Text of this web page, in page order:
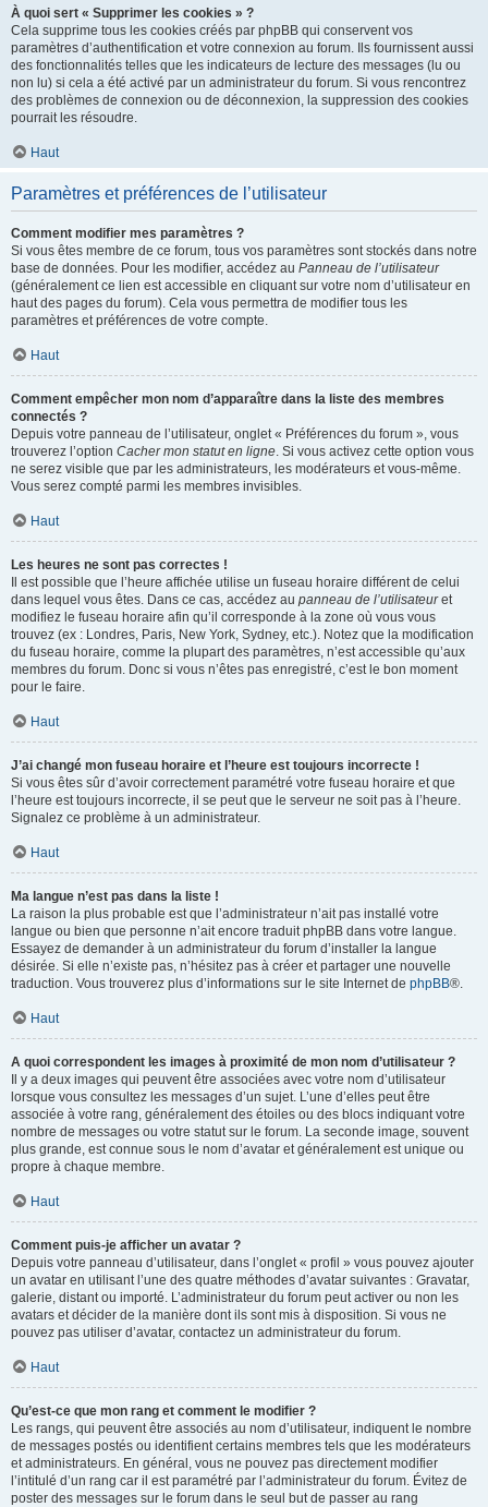
À quoi sert « Supprimer les cookies » ?
Cela supprime tous les cookies créés par phpBB qui conservent vos
paramètres d’authentification et votre connexion au forum. Ils fournissent aussi
des fonctionnalités telles que les indicateurs de lecture des messages (lu ou
non lu) si cela a été activé par un administrateur du forum. Si vous rencontrez
des problèmes de connexion ou de déconnexion, la suppression des cookies
pourrait les résoudre.
Haut
Paramètres et préférences de l’utilisateur
Comment modifier mes paramètres ?
Si vous êtes membre de ce forum, tous vos paramètres sont stockés dans notre
base de données. Pour les modifier, accédez au Panneau de l’utilisateur
(généralement ce lien est accessible en cliquant sur votre nom d’utilisateur en
haut des pages du forum). Cela vous permettra de modifier tous les
paramètres et préférences de votre compte.
Haut
Comment empêcher mon nom d’apparaître dans la liste des membres
connectés ?
Depuis votre panneau de l’utilisateur, onglet « Préférences du forum », vous
trouverez l’option Cacher mon statut en ligne. Si vous activez cette option vous
ne serez visible que par les administrateurs, les modérateurs et vous-même.
Vous serez compté parmi les membres invisibles.
Haut
Les heures ne sont pas correctes !
Il est possible que l’heure affichée utilise un fuseau horaire différent de celui
dans lequel vous êtes. Dans ce cas, accédez au panneau de l’utilisateuret
modifiez le fuseau horaire afin qu’il corresponde à la zone où vous vous
trouvez (ex : Londres, Paris, New York, Sydney, etc.). Notez que la modification
du fuseau horaire, comme la plupart des paramètres, n’est accessible qu’aux
membres du forum. Donc si vous n’êtes pas enregistré, c’est le bon moment
pour le faire.
Haut
J’ai changé mon fuseau horaire et l’heure est toujours incorrecte !
Si vous êtes sûr d’avoir correctement paramétré votre fuseau horaire et que
l’heure est toujours incorrecte, il se peut que le serveur ne soit pas à l’heure.
Signalez ce problème à un administrateur.
Haut
Ma langue n’est pas dans la liste !
La raison la plus probable est que l’administrateur n’ait pas installé votre
langue ou bien que personne n’ait encore traduit phpBB dans votre langue.
Essayez de demander à un administrateur du forum d’installer la langue
désirée. Si elle n’existe pas, n’hésitez pas à créer et partager une nouvelle
traduction. Vous trouverez plus d’informations sur le site Internet de phpBB®.
Haut
A quoi correspondent les images à proximité de mon nom d’utilisateur ?
Il y a deux images qui peuvent être associées avec votre nom d’utilisateur
lorsque vous consultez les messages d’un sujet. L’une d’elles peut être
associée à votre rang, généralement des étoiles ou des blocs indiquant votre
nombre de messages ou votre statut sur le forum. La seconde image, souvent
plus grande, est connue sous le nom d’avatar et généralement est unique ou
propre à chaque membre.
Haut
Comment puis-je afficher un avatar ?
Depuis votre panneau d’utilisateur, dans l’onglet « profil » vous pouvez ajouter
un avatar en utilisant l’une des quatre méthodes d’avatar suivantes : Gravatar,
galerie, distant ou importé. L’administrateur du forum peut activer ou non les
avatars et décider de la manière dont ils sont mis à disposition. Si vous ne
pouvez pas utiliser d’avatar, contactez un administrateur du forum.
Haut
Qu’est-ce que mon rang et comment le modifier ?
Les rangs, qui peuvent être associés au nom d’utilisateur, indiquent le nombre
de messages postés ou identifient certains membres tels que les modérateurs
et administrateurs. En général, vous ne pouvez pas directement modifier
l’intitulé d’un rang car il est paramétré par l’administrateur du forum. Évitez de
poster des messages sur le forum dans le seul but de passer au rang